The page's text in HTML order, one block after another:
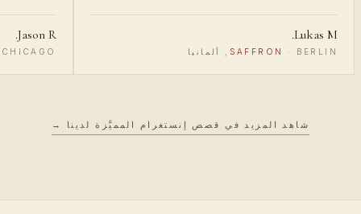
Lukas M.
SAFFRON · BERLIN, ألمانيا
Jason R.
CHICAGO, الولايات المتحدة
شاهد المزيد في قصص إنستغرام المميَّزة لدينا →